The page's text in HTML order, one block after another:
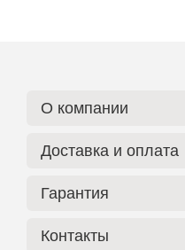
О компании
Доставка и оплата
Гарантия
Контакты